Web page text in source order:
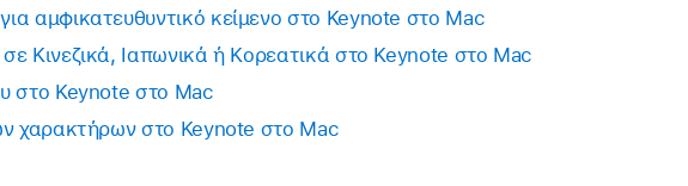
οδηγού:Κάντε κλικ στην «Αφαίρεση κειμένου φωνητικού οδηγού».
αμφικατευθυντικό κείμενο στο Keynote στο Mac
Κινεζικά, Ιαπωνικά ή Κορεατικά στο Keynote στο Mac
στο Keynote στο Mac
χαρακτήρων στο Keynote στο Mac